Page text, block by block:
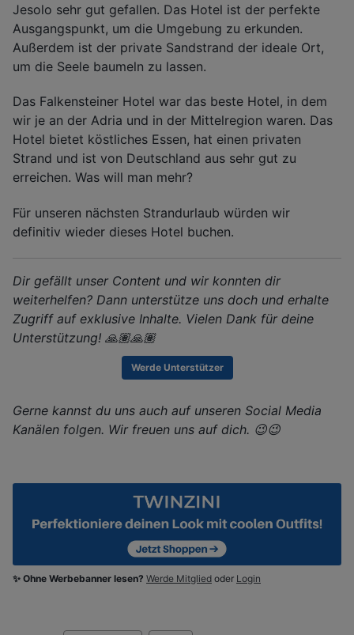
Jesolo sehr gut gefallen. Das Hotel ist der perfekte
Ausgangspunkt, um die Umgebung zu erkunden.
Außerdem ist der private Sandstrand der ideale Ort,
um die Seele baumeln zu lassen.
Das Falkensteiner Hotel war das beste Hotel, in dem
wir je an der Adria und in der Mittelregion waren. Das
Hotel bietet köstliches Essen, hat einen privaten
Strand und ist von Deutschland aus sehr gut zu
erreichen. Was will man mehr?
Für unseren nächsten Strandurlaub würden wir
definitiv wieder dieses Hotel buchen.
Dir gefällt unser Content und wir konnten dir
weiterhelfen? Dann unterstütze uns doch und erhalte
Zugriff auf exklusive Inhalte. Vielen Dank für deine
Unterstützung! 🙏🏽🙏🏽
Werde Unterstützer
Gerne kannst du uns auch auf unseren Social Media
Kanälen folgen. Wir freuen uns auf dich. 😉😉
✨ Ohne Werbebanner lesen? Werde Mitglied oder Login